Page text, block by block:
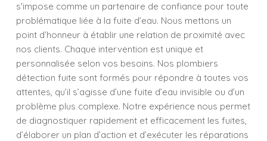
s'impose comme un partenaire de confiance pour toute
problématique liée à la fuite d’eau. Nous mettons un
point d’honneur à établir une relation de proximité avec
nos clients. Chaque intervention est unique et
personnalisée selon vos besoins. Nos plombiers
détection fuite sont formés pour répondre à toutes vos
attentes, qu’il s’agisse d’une fuite d’eau invisible ou d’un
problème plus complexe. Notre expérience nous permet
de diagnostiquer rapidement et efficacement les fuites,
d’élaborer un plan d’action et d’exécuter les réparations